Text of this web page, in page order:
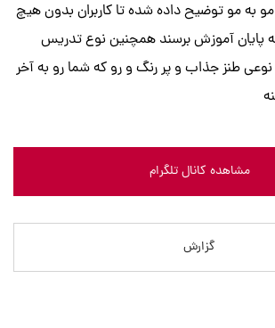
به مو توضیح داده شده تا کاربران بدون هیچ
پایان آموزش برسند همچنین نوع تدریس
نوعی طنز جذاب و پر رنگ و رو که شما رو به آخر
مشاهده کانال تلگرام
گزارش